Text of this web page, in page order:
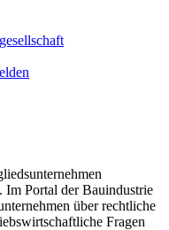
Im Portal der Bauindustrie
über rechtliche
Fragen